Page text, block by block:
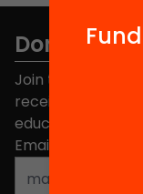
Don't miss
Join the more
receive news
educational
Email address